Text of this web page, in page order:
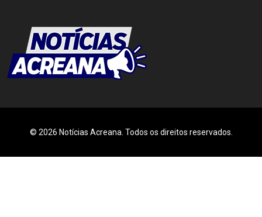
© 2026 Notícias Acreana. Todos os direitos reservados.